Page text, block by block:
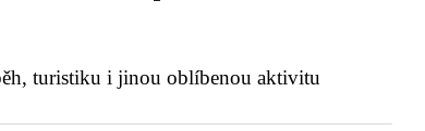
turistiku i jinou oblíbenou aktivitu